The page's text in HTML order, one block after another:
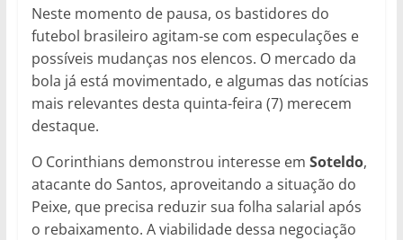
Neste momento de pausa, os bastidores do
futebol brasileiro agitam-se com especulações e
possíveis mudanças nos elencos. O mercado da
bola já está movimentado, e algumas das notícias
mais relevantes desta quinta-feira (7) merecem
destaque.
O Corinthians demonstrou interesse em Soteldo,
atacante do Santos, aproveitando a situação do
Peixe, que precisa reduzir sua folha salarial após
o rebaixamento. A viabilidade dessa negociação